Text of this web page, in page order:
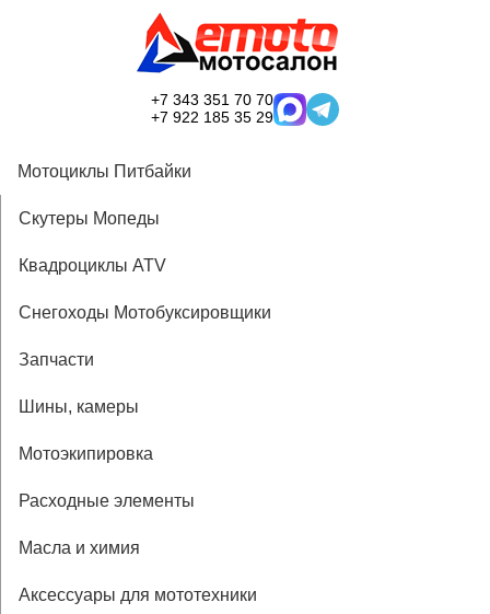
+7 343 351 70 70
+7 922 185 35 29
Мотоциклы Питбайки
Скутеры Мопеды
Квадроциклы ATV
Снегоходы Мотобуксировщики
Запчасти
Шины, камеры
Мотоэкипировка
Расходные элементы
Масла и химия
Аксессуары для мототехники